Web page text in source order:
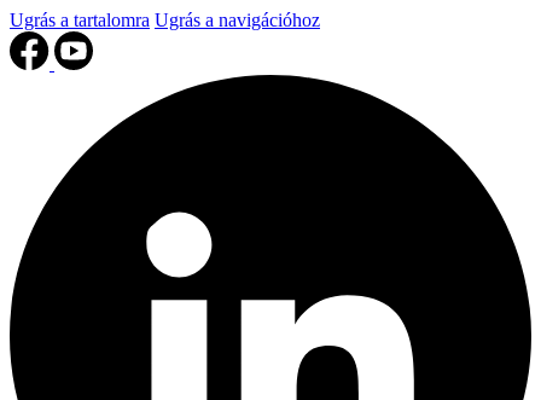
Ugrás a tartalomra Ugrás a navigációhoz